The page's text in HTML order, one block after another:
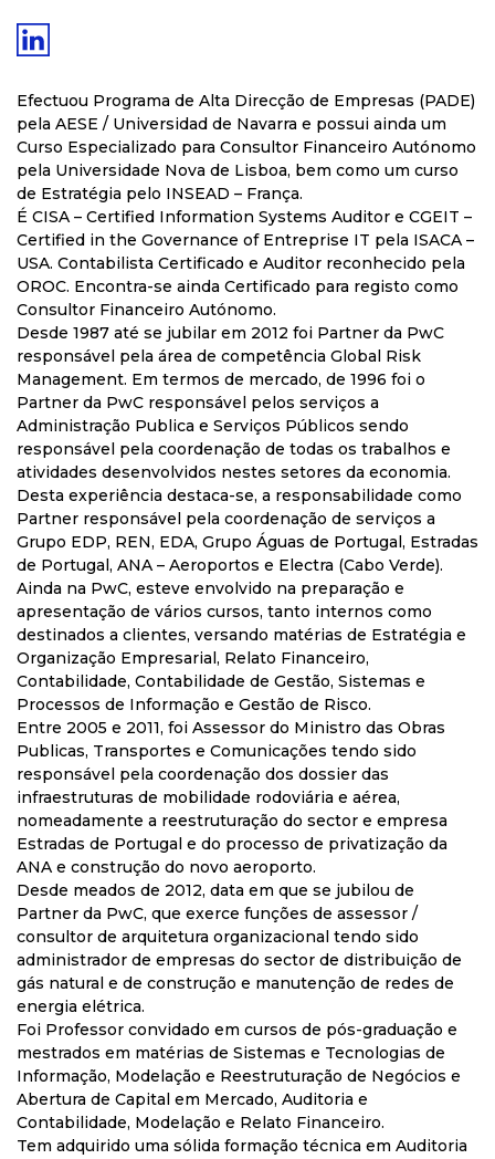
Efectuou Programa de Alta Direcção de Empresas (PADE)
pela AESE / Universidad de Navarra e possui ainda um
Curso Especializado para Consultor Financeiro Autónomo
pela Universidade Nova de Lisboa, bem como um curso
de Estratégia pelo INSEAD – França.
É CISA – Certified Information Systems Auditor e CGEIT –
Certified in the Governance of Entreprise IT pela ISACA –
USA. Contabilista Certificado e Auditor reconhecido pela
OROC. Encontra-se ainda Certificado para registo como
Consultor Financeiro Autónomo.
Desde 1987 até se jubilar em 2012 foi Partner da PwC
responsável pela área de competência Global Risk
Management. Em termos de mercado, de 1996 foi o
Partner da PwC responsável pelos serviços a
Administração Publica e Serviços Públicos sendo
responsável pela coordenação de todas os trabalhos e
atividades desenvolvidos nestes setores da economia.
Desta experiência destaca-se, a responsabilidade como
Partner responsável pela coordenação de serviços a
Grupo EDP, REN, EDA, Grupo Águas de Portugal, Estradas
de Portugal, ANA – Aeroportos e Electra (Cabo Verde).
Ainda na PwC, esteve envolvido na preparação e
apresentação de vários cursos, tanto internos como
destinados a clientes, versando matérias de Estratégia e
Organização Empresarial, Relato Financeiro,
Contabilidade, Contabilidade de Gestão, Sistemas e
Processos de Informação e Gestão de Risco.
Entre 2005 e 2011, foi Assessor do Ministro das Obras
Publicas, Transportes e Comunicações tendo sido
responsável pela coordenação dos dossier das
infraestruturas de mobilidade rodoviária e aérea,
nomeadamente a reestruturação do sector e empresa
Estradas de Portugal e do processo de privatização da
ANA e construção do novo aeroporto.
Desde meados de 2012, data em que se jubilou de
Partner da PwC, que exerce funções de assessor /
consultor de arquitetura organizacional tendo sido
administrador de empresas do sector de distribuição de
gás natural e de construção e manutenção de redes de
energia elétrica.
Foi Professor convidado em cursos de pós-graduação e
mestrados em matérias de Sistemas e Tecnologias de
Informação, Modelação e Reestruturação de Negócios e
Abertura de Capital em Mercado, Auditoria e
Contabilidade, Modelação e Relato Financeiro.
Tem adquirido uma sólida formação técnica em Auditoria